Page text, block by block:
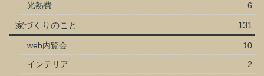
光熱費
6
家づくりのこと 131
web内覧会
10
インテリア
2